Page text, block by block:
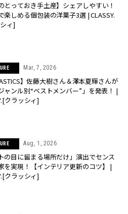
とっておき手土産】シェアしやすい！
楽しめる個包装の洋菓子3選 | CLASSY.
ィ]
Mar, 7, 2026
】佐藤大樹さん＆澤本夏輝さんが
ャンル別“ベストメンバー”」を発表！ |
クラッシィ]
Aug, 1, 2026
の目に留まる場所だけ」演出でセンス
を実現！【インテリア更新のコツ】 |
クラッシィ]